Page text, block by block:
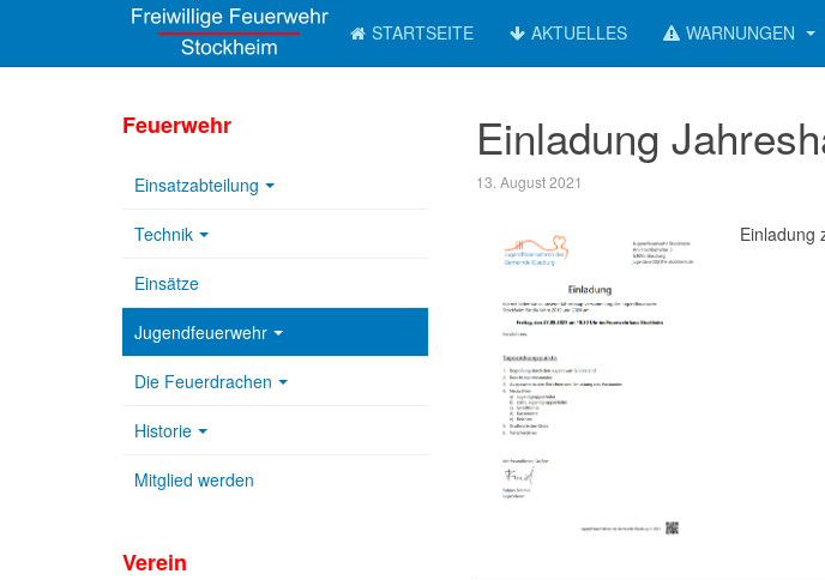
STARTSEITE AKTUELLES WARNUNGEN
Einladung
13. August 2021
Einladung
Feuerwehr
Einsatzabteilung
Technik
Einsätze
Jugendfeuerwehr
Die Feuerdrachen
Historie
Mitglied werden
Verein